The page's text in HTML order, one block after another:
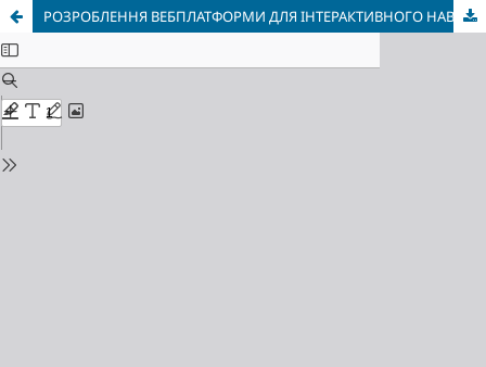
РОЗРОБЛЕННЯ ВЕБПЛАТФОРМИ ДЛЯ ІНТЕРАКТИВНОГО НАВЧАННЯ ОСНОВАМ КРИПТОВАЛЮТ (BACKEND)